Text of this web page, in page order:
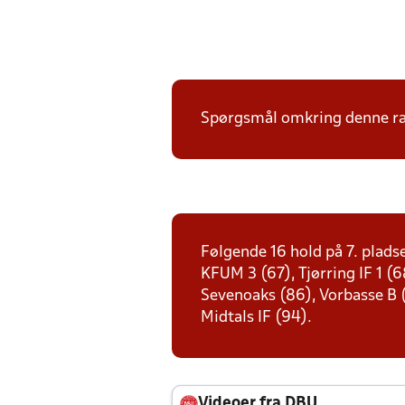
Spørgsmål omkring denne
Følgende 16 hold på 7.
KFUM 3 (67), Tjørring IF 1
Sevenoaks (86), Vorbasse
Midtals IF (94).